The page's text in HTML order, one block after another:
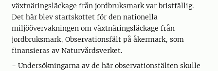
växtnäringsläckage från jordbruksmark var bristfällig.
Det här blev startskottet för den nationella
miljöövervakningen om växtnäringsläckage från
jordbruksmark, Observationsfält på åkermark, som
finansieras av Naturvårdsverket.
− Undersökningarna av de här observationsfälten skulle